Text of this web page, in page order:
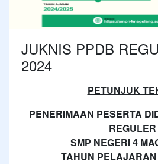
JUKNIS PPDB
2024
PETUNJUK
PENERIMAAN PESERTA
REGULER
SMP NEGERI 4
TAHUN